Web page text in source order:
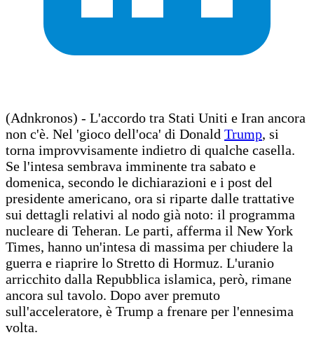
(Adnkronos) - L'accordo tra Stati Uniti e Iran ancora
non c'è. Nel 'gioco dell'oca' di Donald Trump, si
torna improvvisamente indietro di qualche casella.
Se l'intesa sembrava imminente tra sabato e
domenica, secondo le dichiarazioni e i post del
presidente americano, ora si riparte dalle trattative
sui dettagli relativi al nodo già noto: il programma
nucleare di Teheran. Le parti, afferma il New York
Times, hanno un'intesa di massima per chiudere la
guerra e riaprire lo Stretto di Hormuz. L'uranio
arricchito dalla Repubblica islamica, però, rimane
ancora sul tavolo. Dopo aver premuto
sull'acceleratore, è Trump a frenare per l'ennesima
volta.